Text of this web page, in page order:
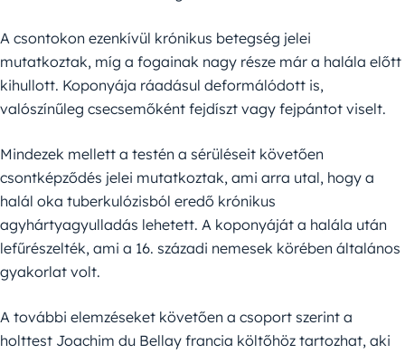
A csontokon ezenkívül krónikus betegség jelei
mutatkoztak, míg a fogainak nagy része már a halála előtt
kihullott. Koponyája ráadásul deformálódott is,
valószínűleg csecsemőként fejdíszt vagy fejpántot viselt.
Mindezek mellett a testén a sérüléseit követően
csontképződés jelei mutatkoztak, ami arra utal, hogy a
halál oka tuberkulózisból eredő krónikus
agyhártyagyulladás lehetett. A koponyáját a halála után
lefűrészelték, ami a 16. századi nemesek körében általános
gyakorlat volt.
A további elemzéseket követően a csoport szerint a
holttest Joachim du Bellay francia költőhöz tartozhat, aki